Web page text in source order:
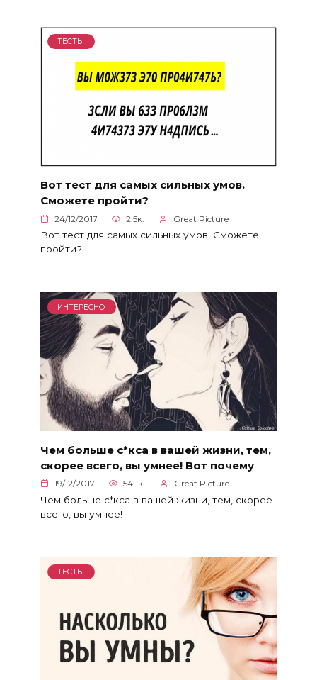
ТЕСТЫ
Вот тест для самых сильных умов.
Сможете пройти?
24/12/2017 2.5к. Great Picture
Вот тест для самых сильных умов. Сможете
пройти?
ИНТЕРЕСНО
Чем больше с*кса в вашей жизни, тем,
скорее всего, вы умнее! Вот почему
19/12/2017 54.1к. Great Picture
Чем больше с*кса в вашей жизни, тем, скорее
всего, вы умнее!
ТЕСТЫ